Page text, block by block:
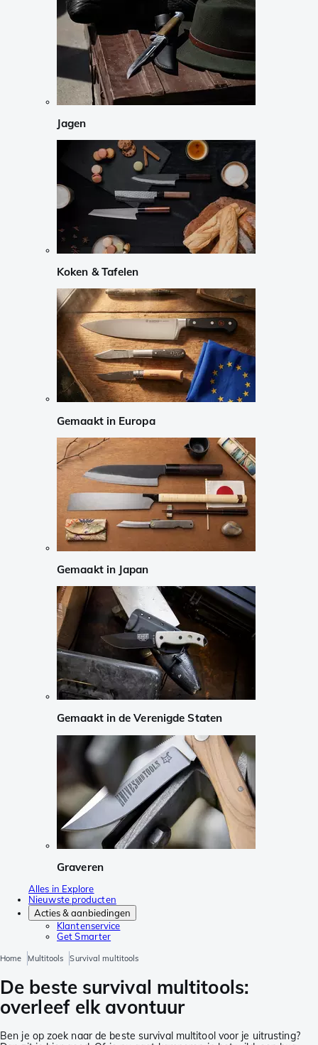
Jagen
Koken & Tafelen
Gemaakt in Europa
Gemaakt in Japan
Gemaakt in de Verenigde Staten
Graveren
Alles in Explore
Nieuwste producten
Acties & aanbiedingen
Klantenservice
Get Smarter
Home Multitools Survival multitools
De beste survival multitools:
overleef elk avontuur
Ben je op zoek naar de beste survival multitool voor je uitrusting?